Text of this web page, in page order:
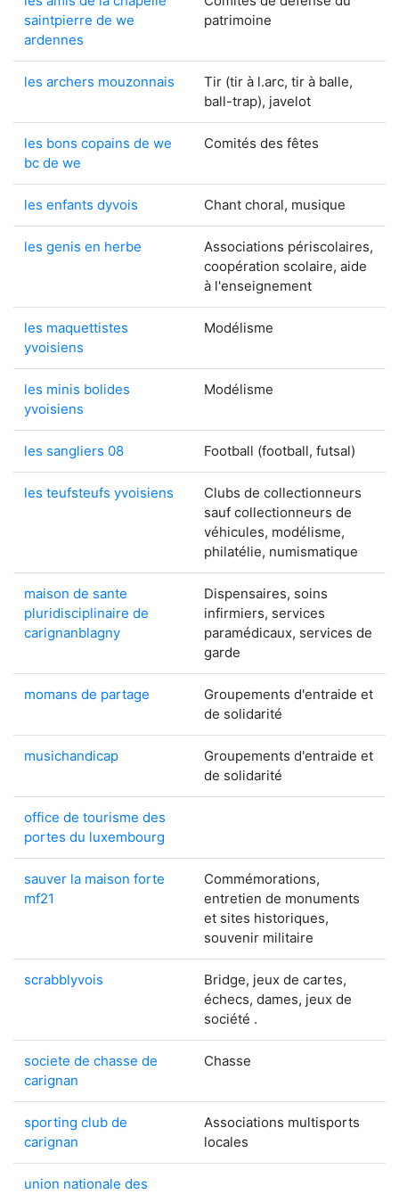
saintpierre de we
ardennes
patrimoine
les archers mouzonnais
Tir (tir à l.arc, tir à balle,
ball-trap), javelot
les bons copains de we
bc de we
Comités des fêtes
les enfants dyvois Chant choral, musique
les genis en herbe
Associations périscolaires,
coopération scolaire, aide
à l'enseignement
les maquettistes
yvoisiens
Modélisme
les minis bolides
yvoisiens
Modélisme
les sangliers 08 Football (football, futsal)
les teufsteufs yvoisiens
Clubs de collectionneurs
sauf collectionneurs de
véhicules, modélisme,
philatélie, numismatique
maison de sante
pluridisciplinaire de
carignanblagny
Dispensaires, soins
infirmiers, services
paramédicaux, services de
garde
momans de partage
Groupements d'entraide et
de solidarité
musichandicap
Groupements d'entraide et
de solidarité
office de tourisme des
portes du luxembourg
sauver la maison forte
mf21
Commémorations,
entretien de monuments
et sites historiques,
souvenir militaire
scrabblyvois
Bridge, jeux de cartes,
échecs, dames, jeux de
société .
societe de chasse de
carignan
Chasse
sporting club de
carignan
Associations multisports
locales
union nationale des